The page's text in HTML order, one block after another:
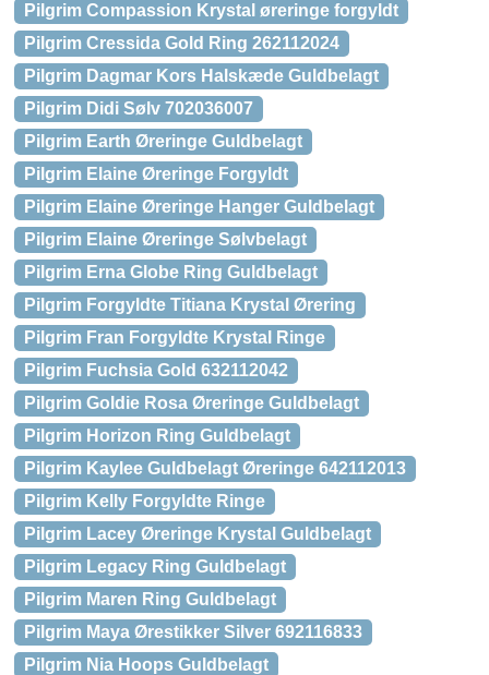
Pilgrim Compassion Krystal øreringe forgyldt
Pilgrim Cressida Gold Ring 262112024
Pilgrim Dagmar Kors Halskæde Guldbelagt
Pilgrim Didi Sølv 702036007
Pilgrim Earth Øreringe Guldbelagt
Pilgrim Elaine Øreringe Forgyldt
Pilgrim Elaine Øreringe Hanger Guldbelagt
Pilgrim Elaine Øreringe Sølvbelagt
Pilgrim Erna Globe Ring Guldbelagt
Pilgrim Forgyldte Titiana Krystal Ørering
Pilgrim Fran Forgyldte Krystal Ringe
Pilgrim Fuchsia Gold 632112042
Pilgrim Goldie Rosa Øreringe Guldbelagt
Pilgrim Horizon Ring Guldbelagt
Pilgrim Kaylee Guldbelagt Øreringe 642112013
Pilgrim Kelly Forgyldte Ringe
Pilgrim Lacey Øreringe Krystal Guldbelagt
Pilgrim Legacy Ring Guldbelagt
Pilgrim Maren Ring Guldbelagt
Pilgrim Maya Ørestikker Silver 692116833
Pilgrim Nia Hoops Guldbelagt